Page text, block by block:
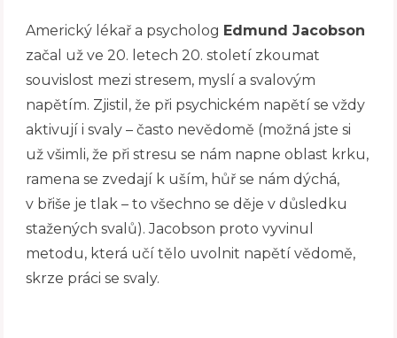
Americký lékař a psycholog Edmund Jacobson
začal už ve 20. letech 20. století zkoumat
souvislost mezi stresem, myslí a svalovým
napětím. Zjistil, že při psychickém napětí se vždy
aktivují i svaly – často nevědomě (možná jste si
už všimli, že při stresu se nám napne oblast krku,
ramena se zvedají k uším, hůř se nám dýchá,
v břiše je tlak – to všechno se děje v důsledku
stažených svalů). Jacobson proto vyvinul
metodu, která učí tělo uvolnit napětí vědomě,
skrze práci se svaly.